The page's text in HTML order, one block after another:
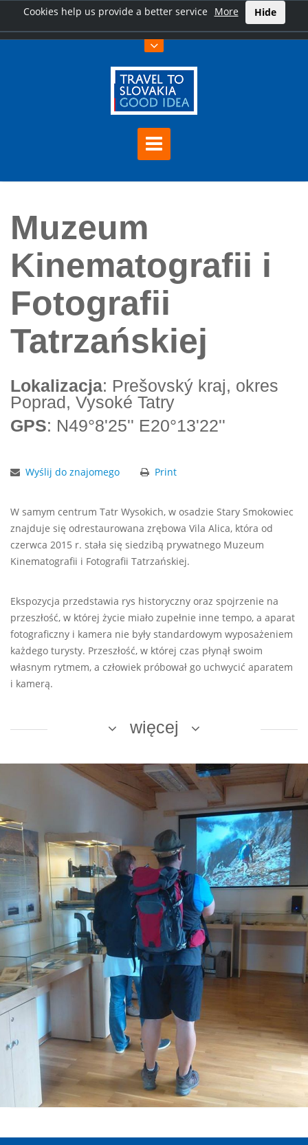
Cookies help us provide a better service More Hide
Muzeum Kinematografii i Fotografii Tatrzańskiej
Muzeum
Kinematografii i
Fotografii
Tatrzańskiej
Lokalizacja: Prešovský kraj, okres
Poprad, Vysoké Tatry
GPS: N49°8'25'' E20°13'22''
Wyślij do znajomego Print
W samym centrum Tatr Wysokich, w osadzie Stary Smokowiec
znajduje się odrestaurowana zrębowa Vila Alica, która od
czerwca 2015 r. stała się siedzibą prywatnego Muzeum
Kinematografii i Fotografii Tatrzańskiej.
Ekspozycja przedstawia rys historyczny oraz spojrzenie na
przeszłość, w której życie miało zupełnie inne tempo, a aparat
fotograficzny i kamera nie były standardowym wyposażeniem
każdego turysty. Przeszłość, w której czas płynął swoim
własnym rytmem, a człowiek próbował go uchwycić aparatem
i kamerą.
więcej